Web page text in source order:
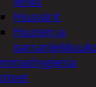
Hiusvärit
Hiusten ja